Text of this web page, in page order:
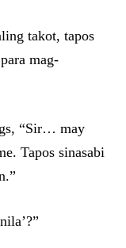
takot, tapos
mag-
“Sir… may
Tapos sinasabi